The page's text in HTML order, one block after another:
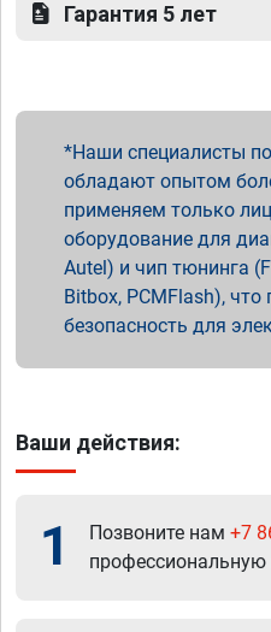
Гарантия 5 лет
Наши специалисты
обладают опытом
применяем только
оборудование для
Autel) и чип тюнинга
Bitbox, PCMFlash), что
безопасность для
Ваши действия:
1 Позвоните нам +7
профессиональную